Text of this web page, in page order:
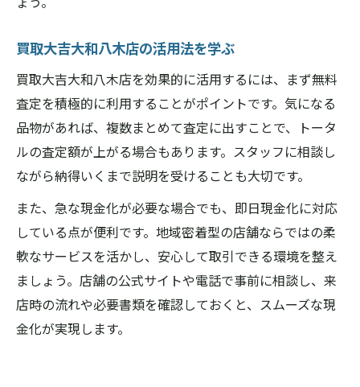
買取大吉大和八木店の活用法を学ぶ
買取大吉大和八木店を効果的に活用するには、まず無料
査定を積極的に利用することがポイントです。気になる
品物があれば、複数まとめて査定に出すことで、トータ
ルの査定額が上がる場合もあります。スタッフに相談し
ながら納得いくまで説明を受けることも大切です。
また、急な現金化が必要な場合でも、即日現金化に対応
している点が便利です。地域密着型の店舗ならではの柔
軟なサービスを活かし、安心して取引できる環境を整え
ましょう。店舗の公式サイトや電話で事前に相談し、来
店時の流れや必要書類を確認しておくと、スムーズな現
金化が実現します。